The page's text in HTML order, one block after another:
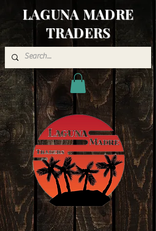
LAGUNA MADRE
TRADERS